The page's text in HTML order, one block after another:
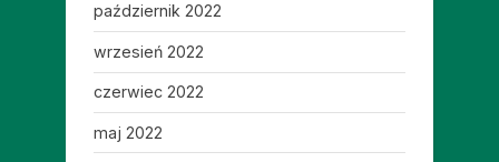
październik 2022
wrzesień 2022
czerwiec 2022
maj 2022